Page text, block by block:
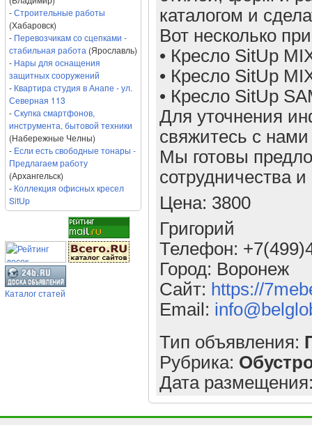
-Строительные работы
(Хабаровск)
- Перевозчикам со сцепками -
стабильная работа (Ярославль)
- Нары для оснащения
защитных сооружений
- Квартира студия в Анапе - ул.
Северная 113
-Скупка смартфонов,
инструмента, бытовой техники
(Набережные Челны)
- Если есть свободные тонары -
Предлагаем работу
(Архангельск)
- Коллекция офисных кресел
SitUp
Каталог статей
каталогом и
Вот несколько
• Кресло SitUp
• Кресло SitUp
• Кресло SitUp
Для уточнения
свяжитесь с
Мы готовы
сотрудничества
Цена: 3800
Григорий
Телефон:
Город: Воронеж
Сайт: https://
Email:
Тип объявления:
Рубрика:
Дата